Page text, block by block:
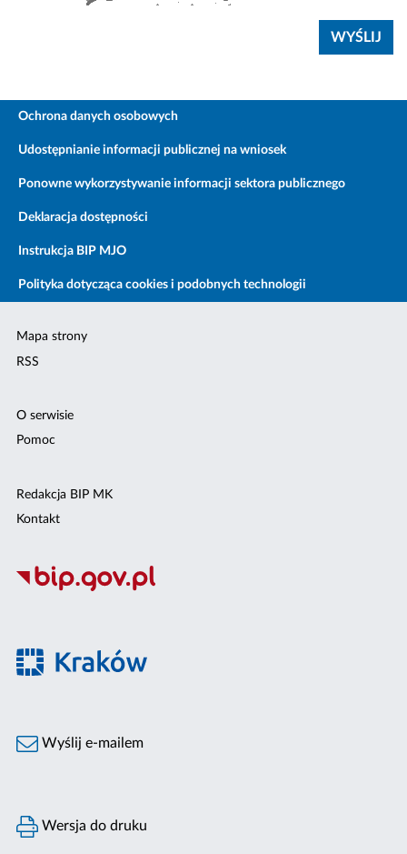
Ochrona danych osobowych
Udostępnianie informacji publicznej na wniosek
Ponowne wykorzystywanie informacji sektora publicznego
Deklaracja dostępności
Instrukcja BIP MJO
Polityka dotycząca cookies i podobnych technologii
Mapa strony
RSS
O serwisie
Pomoc
Redakcja BIP MK
Kontakt
Wyślij e-mailem
Wersja do druku